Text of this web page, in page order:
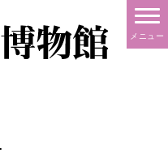
メニュー